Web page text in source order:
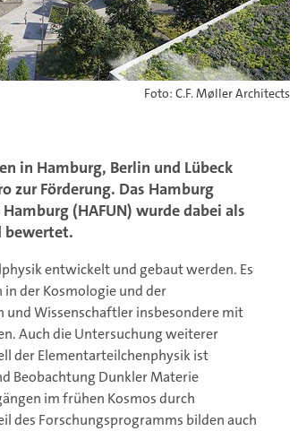
Foto: C.F. Møller Architects
in Hamburg, Berlin und Lübeck
zur Förderung. Das Hamburg
(HAFUN) wurde dabei als
bewertet.
entwickelt und gebaut werden. Es
der Kosmologie und der
und Wissenschaftler insbesondere mit
Auch die Untersuchung weiterer
der Elementarteilchenphysik ist
Beobachtung Dunkler Materie
im frühen Kosmos durch
des Forschungsprogramms bilden auch